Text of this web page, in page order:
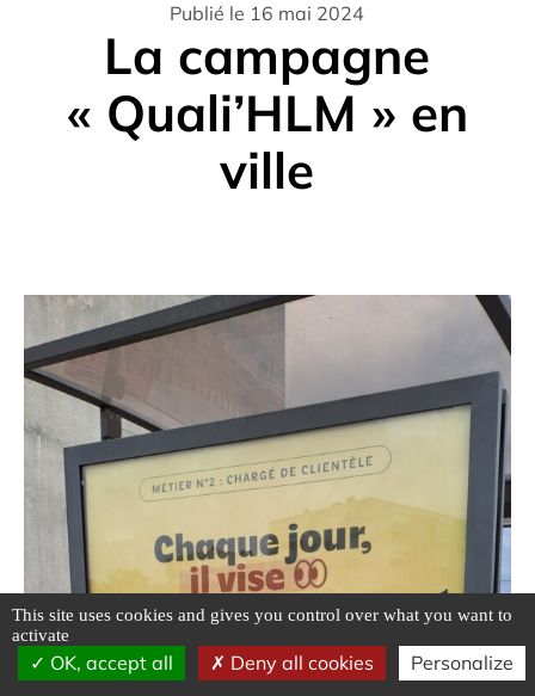
Publié le 16 mai 2024
La campagne
« Quali’HLM » en
ville
This site uses cookies and gives you control over what you want to
activate
OK, accept all Deny all cookies Personalize